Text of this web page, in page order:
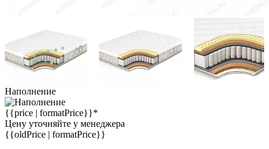
Наполнение
{{price | formatPrice}}*
Цену уточняйте у менеджера
{{oldPrice | formatPrice}}